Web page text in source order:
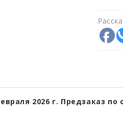
2026 г. Предзаказ по